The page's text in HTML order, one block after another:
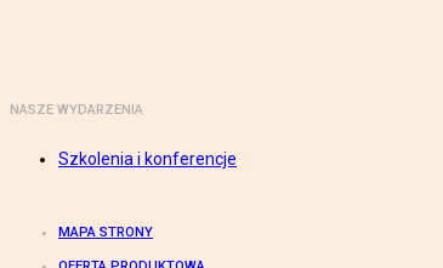
NASZE WYDARZENIA
Szkolenia i konferencje
MAPA STRONY